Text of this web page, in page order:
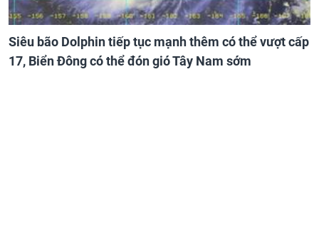
Siêu bão Dolphin tiếp tục mạnh thêm có thể vượt cấp
17, Biển Đông có thể đón gió Tây Nam sớm